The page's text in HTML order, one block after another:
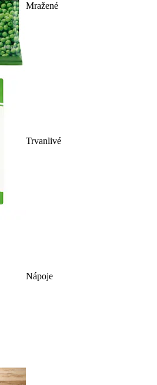
Mražené
Trvanlivé
Nápoje